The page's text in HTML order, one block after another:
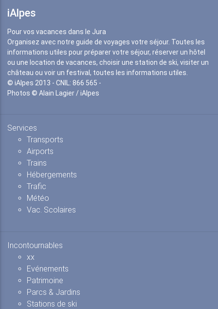
iAlpes
Pour vos vacances dans le Jura
Organisez avec notre guide de voyages votre séjour. Toutes les
informations utiles pour préparer votre séjour, réserver un hôtel
ou une location de vacances, choisir une station de ski, visiter un
château ou voir un festival, toutes les informations utiles.
© iAlpes 2013 - CNIL: 866 565 -
Photos © Alain Lagier / iAlpes
Services
Transports
Airports
Trains
Hébergements
Trafic
Météo
Vac. Scolaires
Incontournables
xx
Evénements
Patrimoine
Parcs & Jardins
Stations de ski